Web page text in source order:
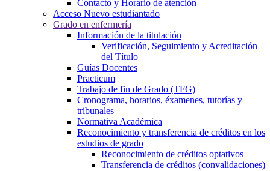
Contacto y Horario de atención
Acceso Nuevo estudiantado
Grado en enfermería
Información de la titulación
Verificación, Seguimiento y Acreditación
del Título
Guías Docentes
Practicum
Trabajo de fin de Grado (TFG)
Cronograma, horarios, éxamenes, tutorías y
tribunales
Normativa Académica
Reconocimiento y transferencia de créditos en los
estudios de grado
Reconocimiento de créditos optativos
Transferencia de créditos (convalidaciones)